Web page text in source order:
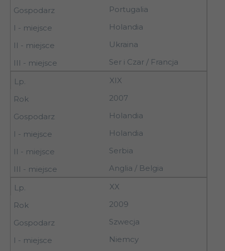
Portugalia
Holandia
Ukraina
Ser i Czar / Francja
XIX
2007
Holandia
Holandia
Serbia
Anglia / Belgia
XX
2009
Szwecja
Niemcy